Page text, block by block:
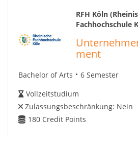
RFH Köln
Fachhochschule
ment
Bachelor of Arts
6 Semester
Vollzeitstudium
Zulassungsbeschränkung: Nein
180 Credit Points